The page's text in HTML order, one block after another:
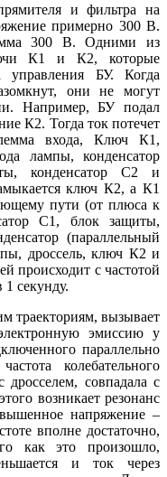
и фильтра на
примерно 300 В.
300 В. Одними из
К1 и К2, которые
управления БУ. Когда
они не могут
Например, БУ подал
К2. Тогда ток потечет
входа, Ключ К1,
лампы, конденсатор
конденсатор C2 и
ключ К2, а К1
пути (от плюса к
C1, блок защиты,
(параллельный
дроссель, ключ К2 и
происходит с частотой
1 секунду.
траекториям, вызывает
эмиссию у
параллельно
колебательного
дросселем, совпадала с
возникает резонанс
напряжение –
вполне достаточно,
как это произошло,
и ток через